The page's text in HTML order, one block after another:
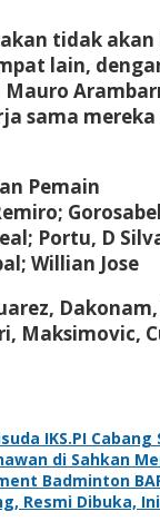
tidak akan
lain,
sama
Pemain
Portu, D
Willian Jose
Maksimovic,
IKS.PI Cabang
di Sahkan
Badminton
Resmi Dibuka,